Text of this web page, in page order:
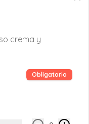
crema y
Obligatorio